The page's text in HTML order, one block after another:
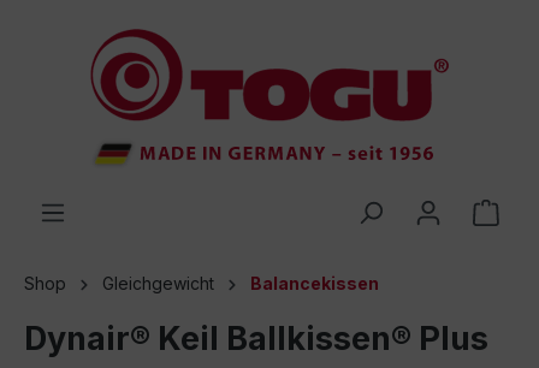
springen
Shop Gleichgewicht Balancekissen
Dynair® Keil Ballkissen® Plus